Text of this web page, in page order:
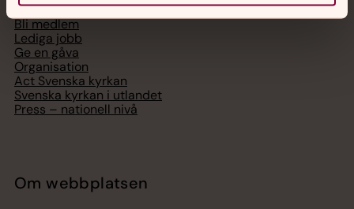
Hitta församling
Bli medlem
Lediga jobb
Ge en gåva
Organisation
Act Svenska kyrkan
Svenska kyrkan i utlandet
Press – nationell nivå
Om webbplatsen